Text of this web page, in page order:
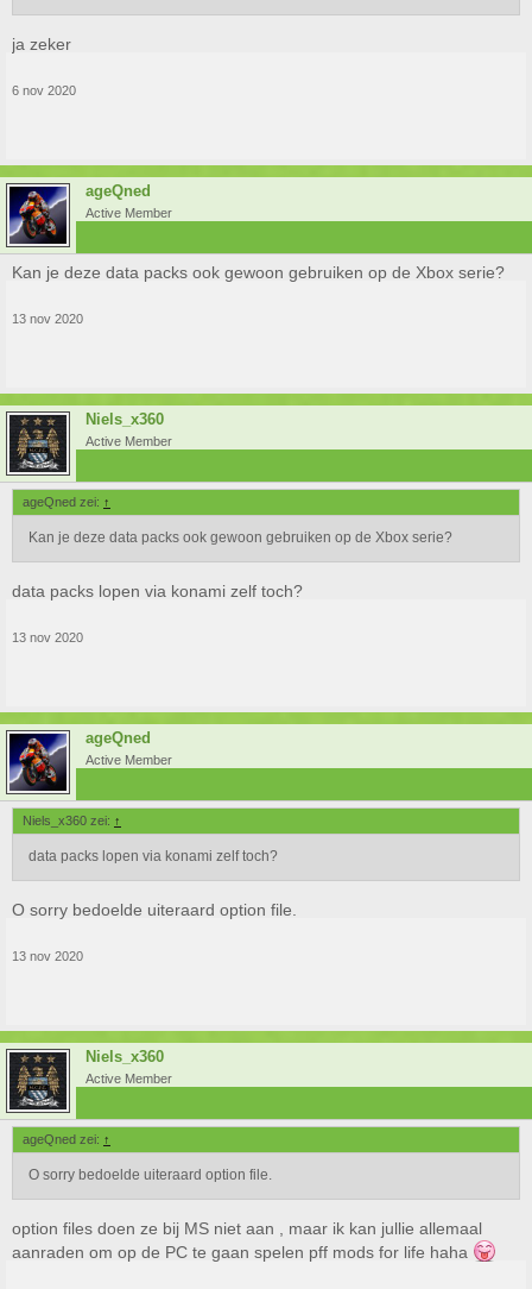
ja zeker
6 nov 2020
ageQned
Active Member
Kan je deze data packs ook gewoon gebruiken op de Xbox serie?
13 nov 2020
Niels_x360
Active Member
ageQned zei: ↑
Kan je deze data packs ook gewoon gebruiken op de Xbox serie?
data packs lopen via konami zelf toch?
13 nov 2020
ageQned
Active Member
Niels_x360 zei: ↑
data packs lopen via konami zelf toch?
O sorry bedoelde uiteraard option file.
13 nov 2020
Niels_x360
Active Member
ageQned zei: ↑
O sorry bedoelde uiteraard option file.
option files doen ze bij MS niet aan , maar ik kan jullie allemaal
aanraden om op de PC te gaan spelen pff mods for life haha